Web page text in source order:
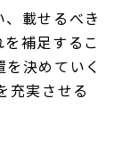
載せるべき
補足するこ
決めていく
充実させる